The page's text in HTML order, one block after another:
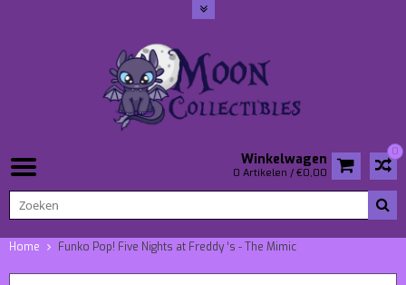
0
Winkelwagen
0 Artikelen / €0,00
Home Funko Pop! Five Nights at Freddy ‘s - The Mimic